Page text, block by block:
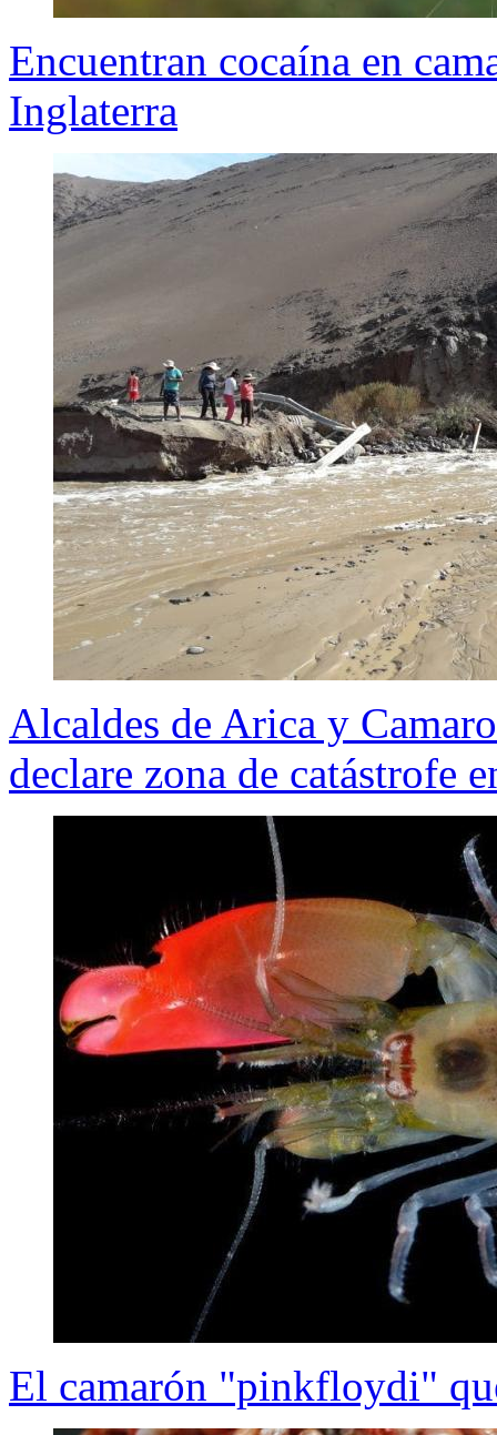
Encuentran cocaína en
Inglaterra
Alcaldes de Arica y
declare zona de catástrofe
El camarón "pinkfloydi"